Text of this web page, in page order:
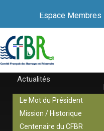
Espace Membres
Actualités
Le Mot du Président
Mission / Historique
Centenaire du CFBR